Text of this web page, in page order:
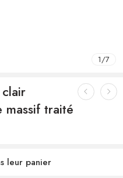
1/7
traité
leur panier